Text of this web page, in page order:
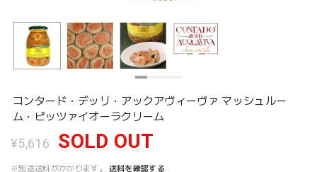
コンタード・デッリ・アックアヴィーヴァ マッシュルー
ム・ピッツァイオーラクリーム
¥5,616 SOLD OUT
※別途送料がかかります。
送料を確認する